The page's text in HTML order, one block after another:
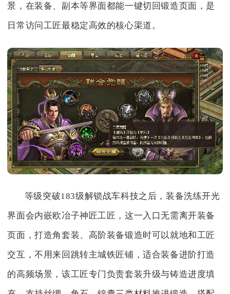
景，在装备、副本等界面都能一键切回锻造页面，是
日常访问工匠最稳定高效的核心渠道。
等级突破183级解锁战车科技之后，装备洗练开光
界面会内嵌欧冶子神匠工匠，这一入口无需离开装备
页面，打造角套装、高阶装备锻造时可以就地和工匠
交互，不用来回跳转主城铁匠铺，适合装备进阶打造
的高频场景，该工匠专门负责套装升级与铸造进度填